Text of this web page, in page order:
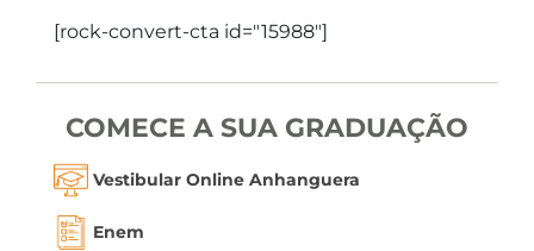
[rock-convert-cta id="15988"]
COMECE A SUA GRADUAÇÃO
Vestibular Online Anhanguera
Enem